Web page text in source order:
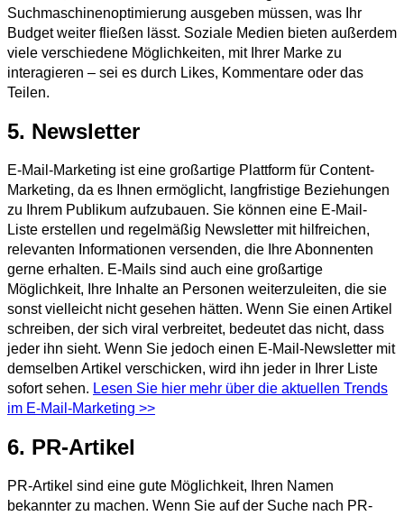
Suchmaschinenoptimierung ausgeben müssen, was Ihr
Budget weiter fließen lässt. Soziale Medien bieten außerdem
viele verschiedene Möglichkeiten, mit Ihrer Marke zu
interagieren – sei es durch Likes, Kommentare oder das
Teilen.
5. Newsletter
E-Mail-Marketing ist eine großartige Plattform für Content-
Marketing, da es Ihnen ermöglicht, langfristige Beziehungen
zu Ihrem Publikum aufzubauen. Sie können eine E-Mail-
Liste erstellen und regelmäßig Newsletter mit hilfreichen,
relevanten Informationen versenden, die Ihre Abonnenten
gerne erhalten. E-Mails sind auch eine großartige
Möglichkeit, Ihre Inhalte an Personen weiterzuleiten, die sie
sonst vielleicht nicht gesehen hätten. Wenn Sie einen Artikel
schreiben, der sich viral verbreitet, bedeutet das nicht, dass
jeder ihn sieht. Wenn Sie jedoch einen E-Mail-Newsletter mit
demselben Artikel verschicken, wird ihn jeder in Ihrer Liste
sofort sehen. Lesen Sie hier mehr über die aktuellen Trends
im E-Mail-Marketing >>
6. PR-Artikel
PR-Artikel sind eine gute Möglichkeit, Ihren Namen
bekannter zu machen. Wenn Sie auf der Suche nach PR-